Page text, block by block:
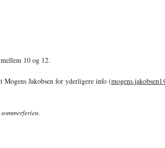
10 og 12.
Jakobsen for yderligere info (